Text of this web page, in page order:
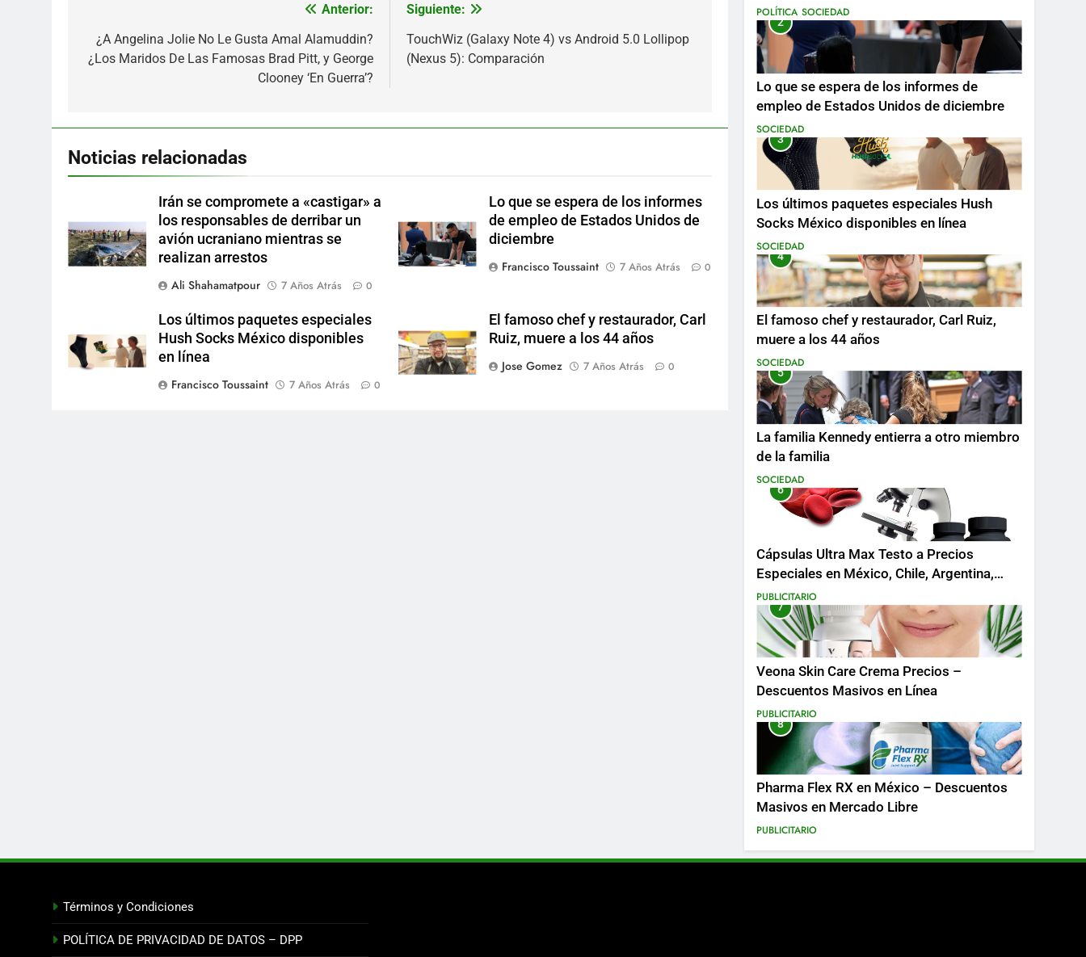
de
entradas
Anterior:
¿A Angelina Jolie No Le Gusta Amal Alamuddin?
¿Los Maridos De Las Famosas Brad Pitt, y George
Clooney ‘En Guerra’?
Siguiente:
TouchWiz (Galaxy Note 4) vs Android 5.0 Lollipop
(Nexus 5): Comparación
Noticias relacionadas
Irán se compromete a «castigar» a
los responsables de derribar un
avión ucraniano mientras se
realizan arrestos
Ali Shahamatpour
7 Años Atrás 0
Lo que se espera de los informes
de empleo de Estados Unidos de
diciembre
Francisco Toussaint
7 Años Atrás 0
Los últimos paquetes especiales
Hush Socks México disponibles
en línea
Francisco Toussaint
7 Años Atrás 0
El famoso chef y restaurador, Carl
Ruiz, muere a los 44 años
Jose Gomez
7 Años Atrás 0
ucraniano mientras se realizan arrestos
POLÍTICA SOCIEDAD
2
Lo que se espera de los informes de
empleo de Estados Unidos de diciembre
SOCIEDAD
3
Los últimos paquetes especiales Hush
Socks México disponibles en línea
SOCIEDAD
4
El famoso chef y restaurador, Carl Ruiz,
muere a los 44 años
SOCIEDAD
5
La familia Kennedy entierra a otro miembro
de la familia
SOCIEDAD
6
Cápsulas Ultra Max Testo a Precios
Especiales en México, Chile, Argentina,
Colombia, Perú , Ecuador, Costa Rica y
Más
PUBLICITARIO
7
Veona Skin Care Crema Precios –
Descuentos Masivos en Línea
PUBLICITARIO
8
Pharma Flex RX en México – Descuentos
Masivos en Mercado Libre
PUBLICITARIO
Términos y Condiciones
POLÍTICA DE PRIVACIDAD DE DATOS – DPP